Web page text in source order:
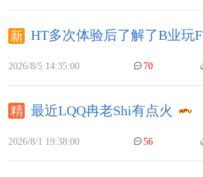
HT多次体验后了解了B业玩F
2026/8/5 14:35:00 70
最近LQQ冉老Shi有点火
2026/8/1 19:38:00 56